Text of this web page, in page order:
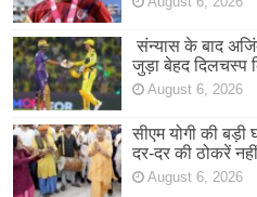
संन्यास के बाद
जुड़ा बेहद दिलचस्प
August 6, 2026
सीएम योगी की
दर-दर की ठोकरें
August 6, 2026